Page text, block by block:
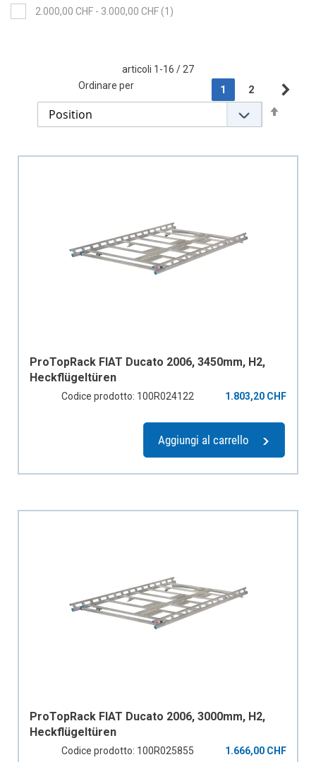
articoli 1 -16 / 27
PageYou're currently
1 Page
2
Ordinare per
ProTopRack FIAT Ducato 2006, 3450mm, H2,
Heckflügeltüren
Codice prodotto: 100R024122 1.803,20 CHF
Aggiungi al carrello
ProTopRack FIAT Ducato 2006, 3000mm, H2,
Heckflügeltüren
Codice prodotto: 100R025855 1.666,00 CHF
2.000,00 CHF - 3.000,00 CHF 1 item